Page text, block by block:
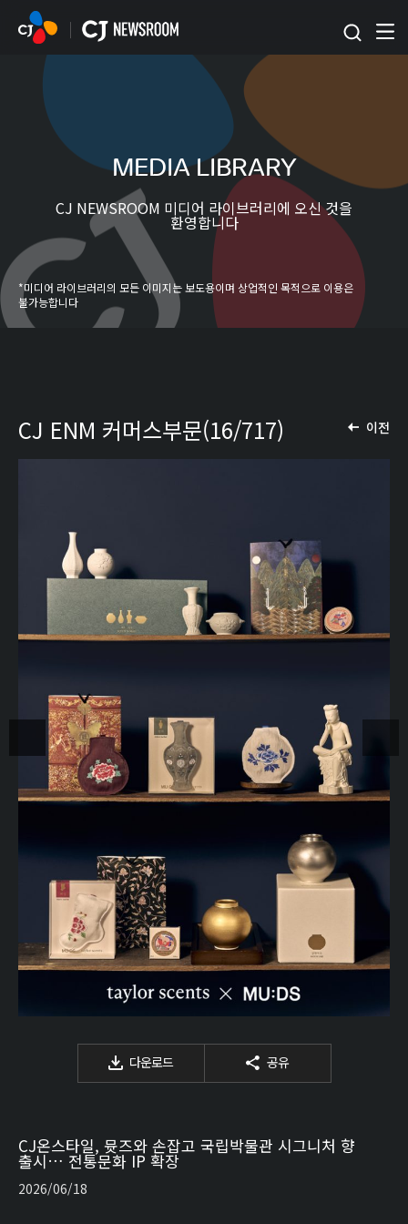
본문 바로가기
MEDIA LIBRARY
CJ NEWSROOM 미디어 라이브러리에 오신 것을
환영합니다
*미디어 라이브러리의 모든 이미지는 보도용이며 상업적인 목적으로 이용은
불가능합니다
이전
CJ ENM 커머스부문(16/717)
다운로드 공유
CJ온스타일, 뮷즈와 손잡고 국립박물관 시그니처 향
출시… 전통문화 IP 확장
2026/06/18